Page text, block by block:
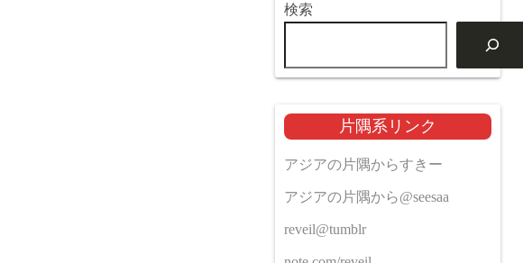
検索
片隅系リンク
アジアの片隅からすきー
アジアの片隅から@seesaa
reveil@tumblr